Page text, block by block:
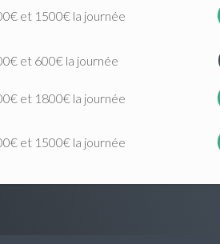
et 1500€ la journée
et 600€ la journée
et 1800€ la journée
et 1500€ la journée